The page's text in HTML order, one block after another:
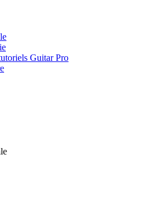
Guitar Pro